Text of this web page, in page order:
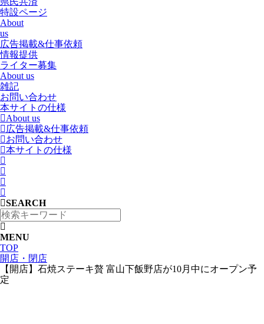
特設ページ
About
us
広告掲載&仕事依頼
情報提供
ライター募集
About us
雑記
お問い合わせ
本サイトの仕様
About us
広告掲載&仕事依頼
お問い合わせ
本サイトの仕様
SEARCH
MENU
TOP
開店・閉店
【開店】石焼ステーキ贅 富山下飯野店が10月中にオープン予
定